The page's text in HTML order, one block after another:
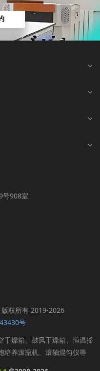
号908室
权所有 2019-2026
号
干燥箱、鼓风干燥箱、恒温摇
培养滚瓶机、滚轴混匀仪等